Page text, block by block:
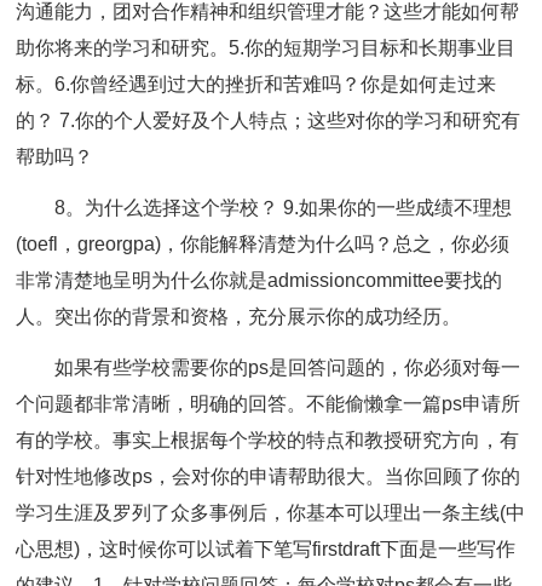
沟通能力，团对合作精神和组织管理才能？这些才能如何帮
助你将来的学习和研究。5.你的短期学习目标和长期事业目
标。6.你曾经遇到过大的挫折和苦难吗？你是如何走过来
的？ 7.你的个人爱好及个人特点；这些对你的学习和研究有
帮助吗？
8。为什么选择这个学校？ 9.如果你的一些成绩不理想
(toefl，greorgpa)，你能解释清楚为什么吗？总之，你必须
非常清楚地呈明为什么你就是admissioncommittee要找的
人。突出你的背景和资格，充分展示你的成功经历。
如果有些学校需要你的ps是回答问题的，你必须对每一
个问题都非常清晰，明确的回答。不能偷懒拿一篇ps申请所
有的学校。事实上根据每个学校的特点和教授研究方向，有
针对性地修改ps，会对你的申请帮助很大。当你回顾了你的
学习生涯及罗列了众多事例后，你基本可以理出一条主线(中
心思想)，这时候你可以试着下笔写firstdraft下面是一些写作